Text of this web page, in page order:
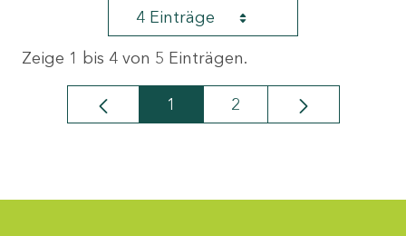
4 Einträge
Zeige 1 bis 4 von 5 Einträgen.
Seite
1 Seite
2